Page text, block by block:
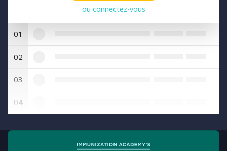
ou connectez-vous